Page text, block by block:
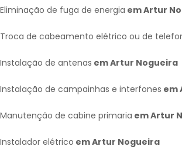
Eliminação de fuga de energia em Artur
Troca de cabeamento elétrico ou de
Instalação de antenas em Artur Nogueira
Instalação de campainhas e interfones em
Manutenção de cabine primaria em Artur
Instalador elétrico em Artur Nogueira